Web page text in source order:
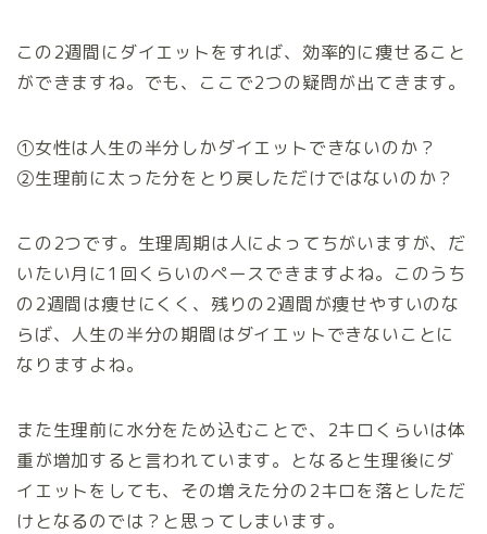
この2週間にダイエットをすれば、効率的に痩せること
ができますね。でも、ここで2つの疑問が出てきます。
①女性は人生の半分しかダイエットできないのか？
②生理前に太った分をとり戻しただけではないのか？
この2つです。生理周期は人によってちがいますが、だ
いたい月に1回くらいのペースできますよね。このうち
の2週間は痩せにくく、残りの2週間が痩せやすいのな
らば、人生の半分の期間はダイエットできないことに
なりますよね。
また生理前に水分をため込むことで、2キロくらいは体
重が増加すると言われています。となると生理後にダ
イエットをしても、その増えた分の2キロを落としただ
けとなるのでは？と思ってしまいます。